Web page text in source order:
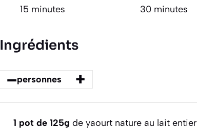
15 minutes 30 minutes
Ingrédients
–personnes +
1 pot de 125g de yaourt nature au lait entier